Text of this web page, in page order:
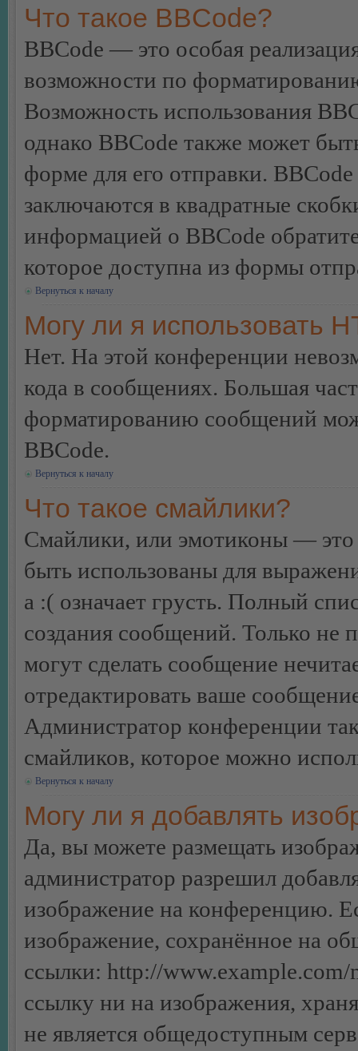
Что такое BBCode?
BBCode — это особая
возможности по
Возможность использования
однако BBCode также может
форме для его отправки.
заключаются в квадратные
информацией о BBCode
которое доступна из формы
Вернуться к началу
Могу ли я использовать
Нет. На этой конференции
кода в сообщениях. Большая
форматированию сообщений
BBCode.
Вернуться к началу
Что такое смайлики?
Смайлики, или эмотиконы — это
быть использованы для
а :( означает грусть. Полный
создания сообщений. Только не
могут сделать сообщение
отредактировать ваше
Администратор конференции
смайликов, которое можно
Вернуться к началу
Могу ли я добавлять
Да, вы можете размещать
администратор разрешил
изображение на конференцию.
изображение, сохранённое на
ссылки: http://
ссылку ни на изображения,
не является общедоступным